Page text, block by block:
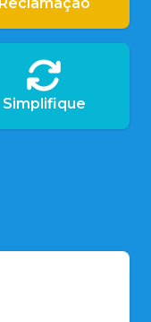
Simplifique